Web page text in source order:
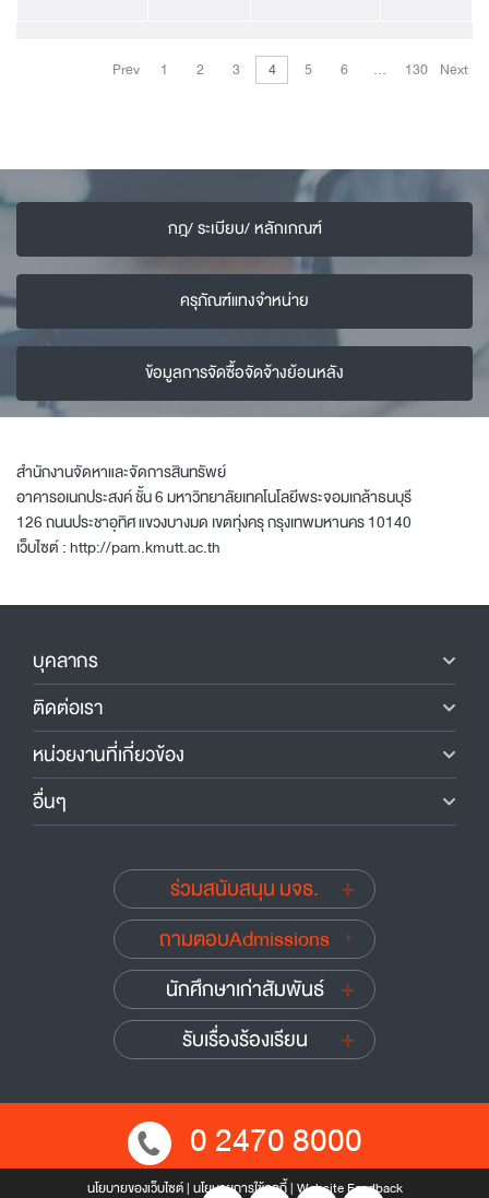
Prev 1 2 3 4 5 6 … 130 Next
กฎ/ ระเบียบ/ หลักเกณฑ์
ครุภัณฑ์แทงจำหน่าย
ข้อมูลการจัดซื้อจัดจ้างย้อนหลัง
สำนักงานจัดหาและจัดการสินทรัพย์
อาคารอเนกประสงค์ ชั้น 6 มหาวิทยาลัยเทคโนโลยีพระจอมเกล้าธนบุรี
126 ถนนประชาอุทิศ แขวงบางมด เขตทุ่งครุ กรุงเทพมหานคร 10140
เว็บไซต์ :http://pam.kmutt.ac.th
บุคลากร
ติดต่อเรา
หน่วยงานที่เกี่ยวข้อง
อื่นๆ
ร่วมสนับสนุน มจธ.
ถามตอบAdmissions
นักศึกษาเก่าสัมพันธ์
รับเรื่องร้องเรียน
0 2470 8000
นโยบายของเว็บไซต์| นโยบายการใช้คุกกี้| Website Feedback